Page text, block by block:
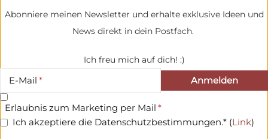
Abonniere meinen Newsletter und erhalte exklusive Ideen und
News direkt in dein Postfach.
Ich freu mich auf dich! :)
E-Mail
Erlaubnis zum Marketing per Mail
Ich akzeptiere die Datenschutzbestimmungen.* (Link)